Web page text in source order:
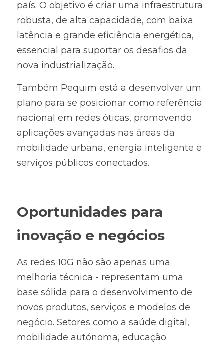
país. O objetivo é criar uma infraestrutura
robusta, de alta capacidade, com baixa
latência e grande eficiência energética,
essencial para suportar os desafios da
nova industrialização.
Também Pequim está a desenvolver um
plano para se posicionar como referência
nacional em redes óticas, promovendo
aplicações avançadas nas áreas da
mobilidade urbana, energia inteligente e
serviços públicos conectados.
Oportunidades para
inovação e negócios
As redes 10G não são apenas uma
melhoria técnica - representam uma
base sólida para o desenvolvimento de
novos produtos, serviços e modelos de
negócio. Setores como a saúde digital,
mobilidade autónoma, educação